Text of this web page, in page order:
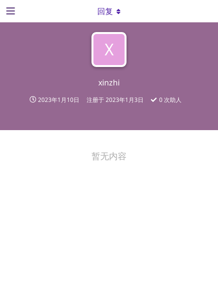
X
xinzhi
2023年1月10日 注册于2023年1月3日 0次助人
回复
暂无内容